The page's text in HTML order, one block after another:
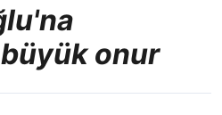
onur